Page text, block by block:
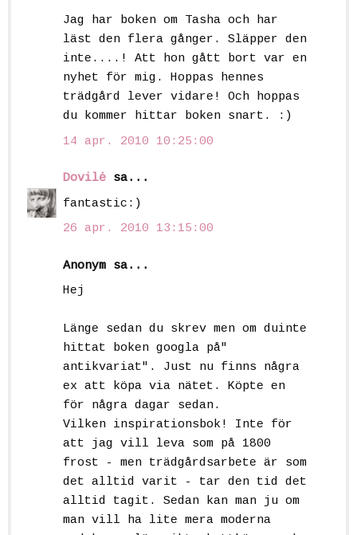
Jag har boken om Tasha och har
läst den flera gånger. Släpper den
inte....! Att hon gått bort var en
nyhet för mig. Hoppas hennes
trädgård lever vidare! Och hoppas
du kommer hittar boken snart. :)
14 apr. 2010 10:25:00
Dovilė sa...
fantastic:)
26 apr. 2010 13:15:00
Anonym sa...
Hej
Länge sedan du skrev men om duinte
hittat boken googla på"
antikvariat". Just nu finns några
ex att köpa via nätet. Köpte en
för några dagar sedan.
Vilken inspirationsbok! Inte för
att jag vill leva som på 1800
frost - men trädgårdsarbete är som
det alltid varit - tar den tid det
alltid tagit. Sedan kan man ju om
man vill ha lite mera moderna